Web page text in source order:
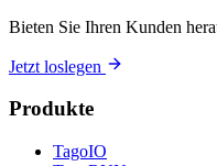
Bieten Sie Ihren Kunden
Jetzt loslegen
Produkte
TagoIO